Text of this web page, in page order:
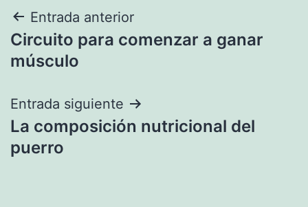
Navegación
de
Entrada anterior
Circuito para comenzar a ganar
músculo
Entrada siguiente
La composición nutricional del
puerro